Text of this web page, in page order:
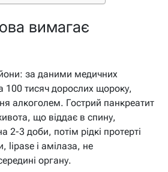
вимагає
за даними медичних
100 тисяч дорослих щороку,
алкоголем. Гострий панкреатит
що віддає в спину,
2-3 доби, потім рідкі протерті
lipase і амілаза, не
органу.